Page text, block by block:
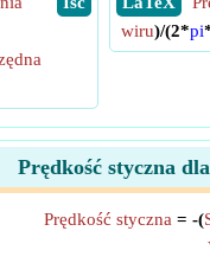
wiru)/(2*pi
Prędkość styczna
Prędkość styczna = -(